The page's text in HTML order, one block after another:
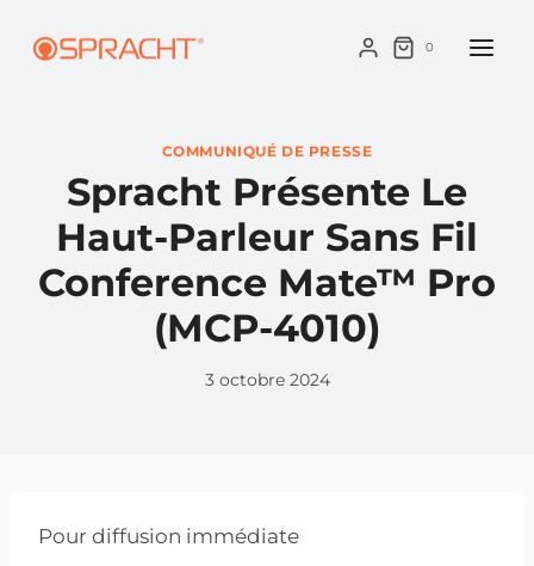
0
COMMUNIQUÉ DE PRESSE
Spracht Présente Le
Haut-Parleur Sans Fil
Conference Mate™ Pro
(MCP-4010)
3 octobre 2024
Pour diffusion immédiate